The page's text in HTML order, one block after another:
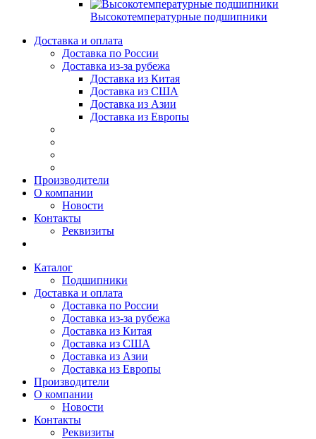
Высокотемпературные подшипники
Доставка и оплата
Доставка по России
Доставка из-за рубежа
Доставка из Китая
Доставка из США
Доставка из Азии
Доставка из Европы
Производители
О компании
Новости
Контакты
Реквизиты
Каталог
Подшипники
Доставка и оплата
Доставка по России
Доставка из-за рубежа
Доставка из Китая
Доставка из США
Доставка из Азии
Доставка из Европы
Производители
О компании
Новости
Контакты
Реквизиты